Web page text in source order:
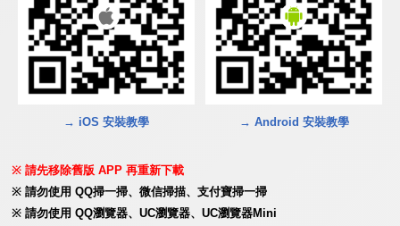
→ iOS 安裝教學 → Android 安裝教學
請先移除舊版 APP 再重新下載
請勿使用 QQ掃一掃、微信掃描、支付寶掃一掃
請勿使用 QQ瀏覽器、UC瀏覽器、UC瀏覽器Mini